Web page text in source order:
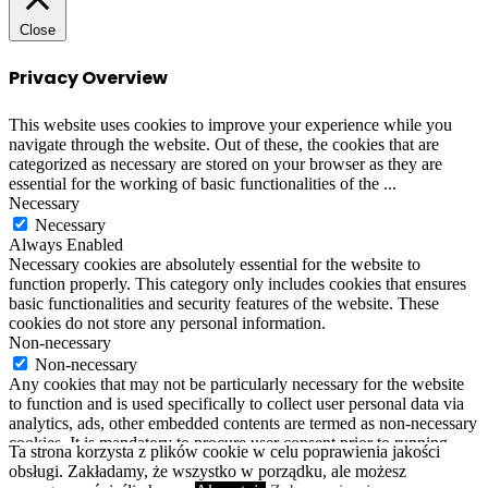
Ta strona korzysta z plików cookie w celu poprawienia jakości
obsługi. Zakładamy, że wszystko w porządku, ale możesz
Close
Privacy Overview
This website uses cookies to improve your experience while you
navigate through the website. Out of these, the cookies that are
categorized as necessary are stored on your browser as they are
essential for the working of basic functionalities of the ...
Necessary
Necessary
Always Enabled
Necessary cookies are absolutely essential for the website to
function properly. This category only includes cookies that ensures
basic functionalities and security features of the website. These
cookies do not store any personal information.
Non-necessary
Non-necessary
Any cookies that may not be particularly necessary for the website
to function and is used specifically to collect user personal data via
analytics, ads, other embedded contents are termed as non-necessary
cookies. It is mandatory to procure user consent prior to running
these cookies on your website.
SAVE & ACCEPT